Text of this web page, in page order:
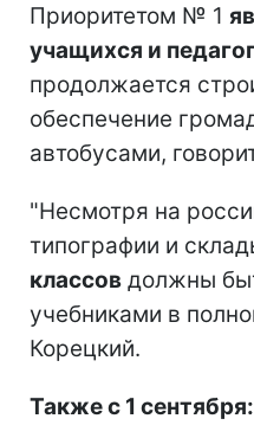
Приоритетом № 1
учащихся и
продолжается
обеспечение
автобусами,
"Несмотря на
типографии и
классов должны
учебниками в
Корецкий.
Также с 1 сентября: